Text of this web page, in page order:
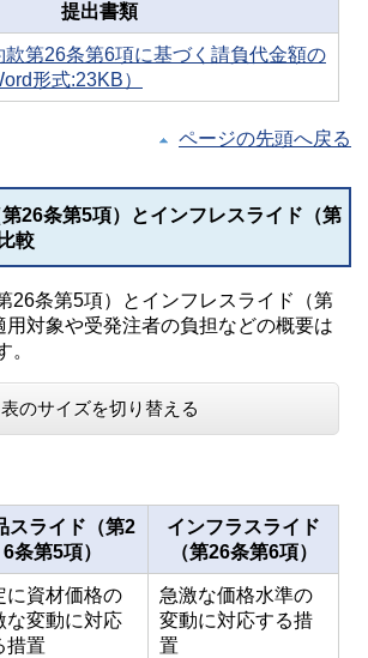
提出書類
款第26条第6項に基づく請負代金額の
形式:23KB）
ページの先頭へ戻る
26条第5項）とインフレスライド（第
較
26条第5項）とインフレスライド（第
用対象や受発注者の負担などの概要は
。
表のサイズを切り替える
スライド（第2
6条第5項）
インフラスライド
（第26条第6項）
に資材価格の
な変動に対応
措置
急激な価格水準の
変動に対応する措
置